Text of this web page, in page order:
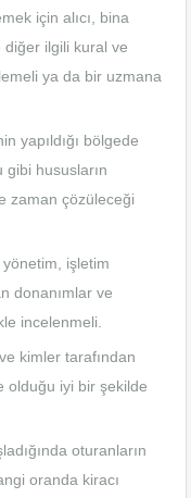
için alıcı, bina
diğer ilgili kural ve
ya da bir uzmana
yapıldığı bölgede
gibi hususların
zaman çözüleceği
işletim
donanımlar ve
incelenmeli.
kimler tarafından
olduğu iyi bir şekilde
oturanların
oranda kiracı